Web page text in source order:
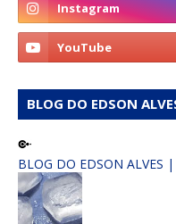
BLOG DO EDSON
BLOG DO EDSON ALVES